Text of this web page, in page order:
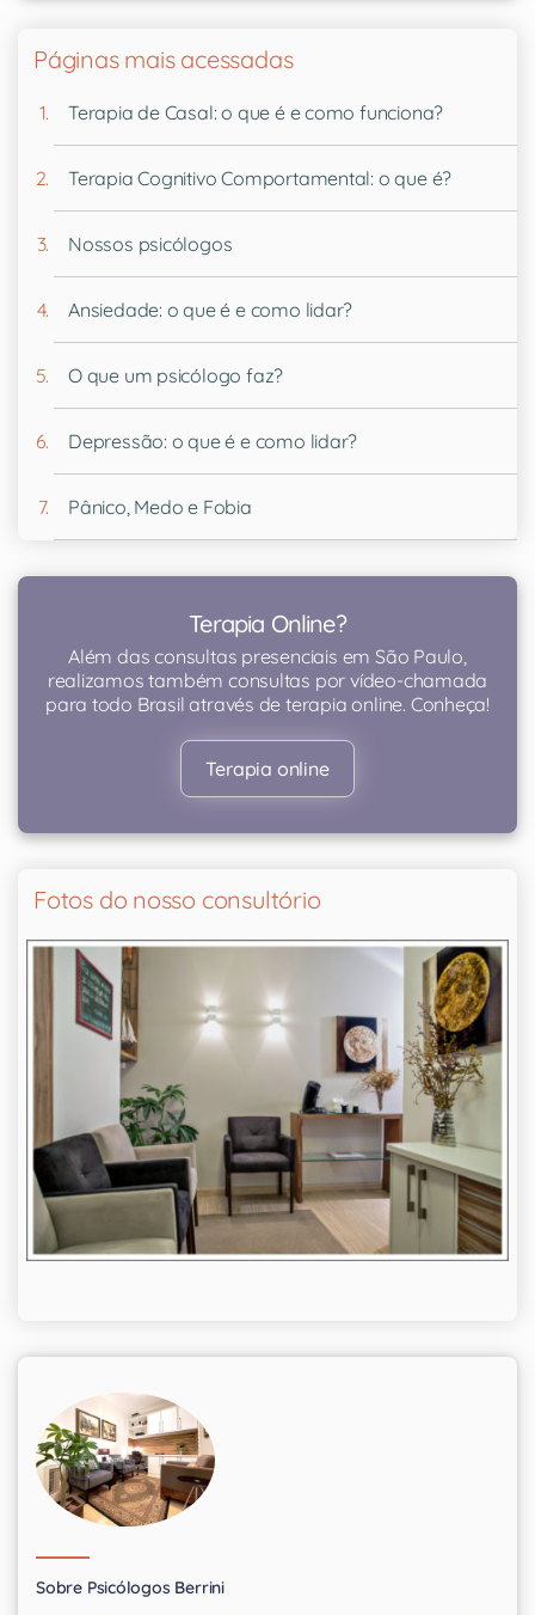
Páginas mais acessadas
Terapia de Casal: o que é e como funciona?
Terapia Cognitivo Comportamental: o que é?
Nossos psicólogos
Ansiedade: o que é e como lidar?
O que um psicólogo faz?
Depressão: o que é e como lidar?
Pânico, Medo e Fobia
Terapia Online?
Além das consultas presenciais em São Paulo,
realizamos também consultas por vídeo-chamada
para todo Brasil através de terapia online. Conheça!
Terapia online
Fotos do nosso consultório
Sobre Psicólogos Berrini